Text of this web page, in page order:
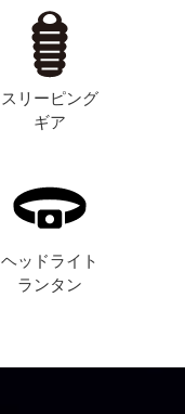
スリーピング
ギア
ヘッドライト
ランタン